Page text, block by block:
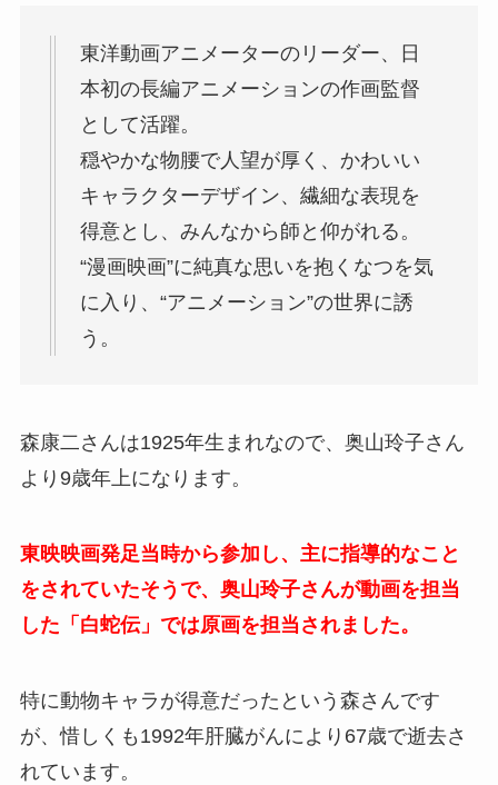
東洋動画アニメーターのリーダー、日
本初の長編アニメーションの作画監督
として活躍。
穏やかな物腰で人望が厚く、かわいい
キャラクターデザイン、繊細な表現を
得意とし、みんなから師と仰がれる。
“漫画映画”に純真な思いを抱くなつを気
に入り、“アニメーション”の世界に誘
う。
森康二さんは1925年生まれなので、奥山玲子さん
より9歳年上になります。
東映映画発足当時から参加し、主に指導的なこと
をされていたそうで、奥山玲子さんが動画を担当
した「白蛇伝」では原画を担当されました。
特に動物キャラが得意だったという森さんです
が、惜しくも1992年肝臓がんにより67歳で逝去さ
れています。